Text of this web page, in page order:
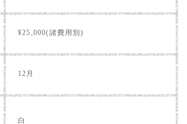
¥25,000(諸費用別)
12月
白